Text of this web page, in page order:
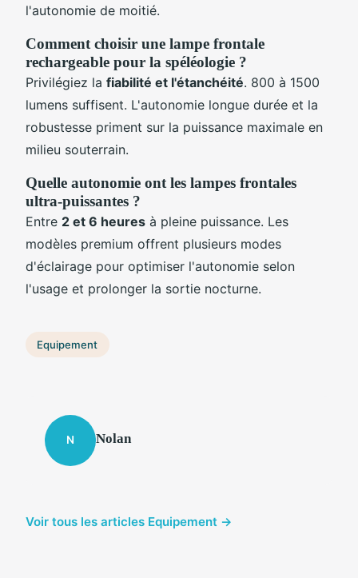
l'autonomie de moitié.
Comment choisir une lampe frontale
rechargeable pour la spéléologie ?
Privilégiez la fiabilité et l'étanchéité. 800 à 1500
lumens suffisent. L'autonomie longue durée et la
robustesse priment sur la puissance maximale en
milieu souterrain.
Quelle autonomie ont les lampes frontales
ultra-puissantes ?
Entre 2 et 6 heures à pleine puissance. Les
modèles premium offrent plusieurs modes
d'éclairage pour optimiser l'autonomie selon
l'usage et prolonger la sortie nocturne.
Equipement
N Nolan
Voir tous les articles Equipement →